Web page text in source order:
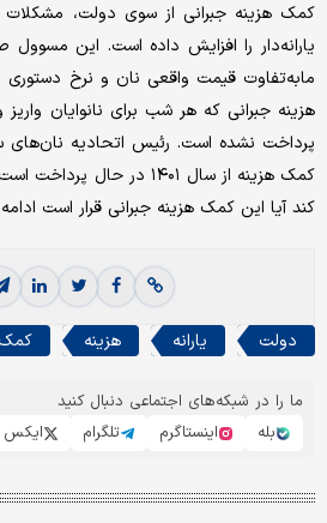
کمک هزینه جبرانی از سوی دولت، مشکلات
یارانه‌دار را افزایش داده است. این مسوول
مابه‌تفاوت قیمت واقعی نان و نرخ
هزینه جبرانی که هر شب برای نانوایان
پرداخت نشده است. رئیس اتحادیه نان‌های
کمک هزینه از سال ۱۴۰۱ در
کند آیا این کمک هزینه جبرانی قرار است
دولت یارانه هزینه کمک
ما را در شبکه‌های اجتماعی دنبال کنید
بله
اینستاگرم تلگرام ایکس